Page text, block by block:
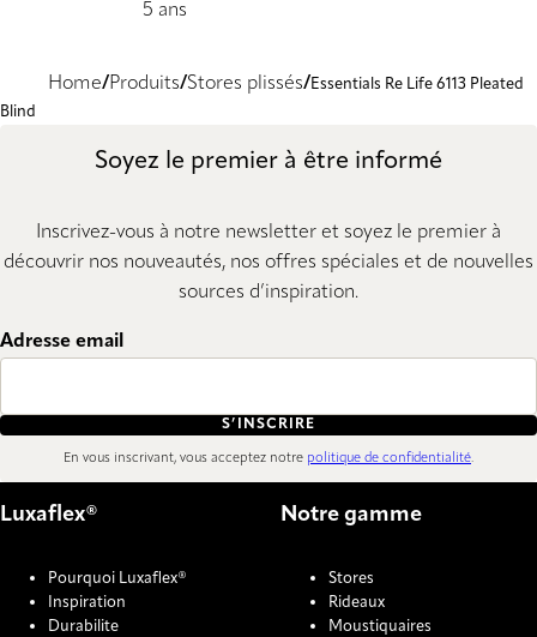
5 ans
Home Produits Stores plissés
Essentials Re Life 6113 Pleated
Blind
Soyez le premier à être informé
Inscrivez-vous à notre newsletter et soyez le premier à
découvrir nos nouveautés, nos offres spéciales et de nouvelles
sources d’inspiration.
Adresse email
S’INSCRIRE
En vous inscrivant, vous acceptez notre politique de confidentialité.
Luxaflex®
Pourquoi Luxaflex®
Inspiration
Durabilite
Notre gamme
Stores
Rideaux
Moustiquaires